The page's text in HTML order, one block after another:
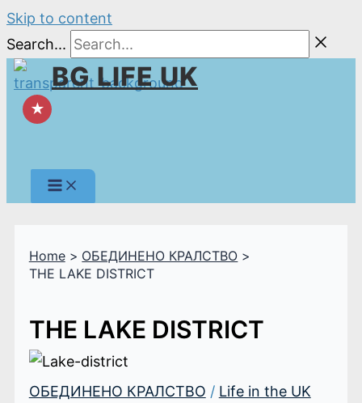
Skip to content
Search...
BG LIFE UK
★
Home
ОБЕДИНЕНО КРАЛСТВО
THE LAKE DISTRICT
THE LAKE DISTRICT
ОБЕДИНЕНО КРАЛСТВО / Life in the UK